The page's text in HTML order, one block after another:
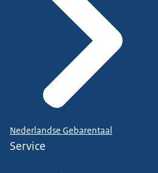
Nederlandse Gebarentaal
Service